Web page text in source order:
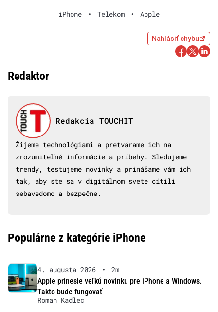
iPhone • Telekom • Apple
Nahlásiť chybu
Redaktor
Redakcia TOUCHIT
Žijeme technológiami a pretvárame ich na
zrozumiteľné informácie a príbehy. Sledujeme
trendy, testujeme novinky a prinášame vám ich
tak, aby ste sa v digitálnom svete cítili
sebavedomo a bezpečne.
Populárne z kategórie iPhone
4. augusta 2026 •
2m
Apple prinesie veľkú novinku pre iPhone a Windows.
Takto bude fungovať
Roman Kadlec